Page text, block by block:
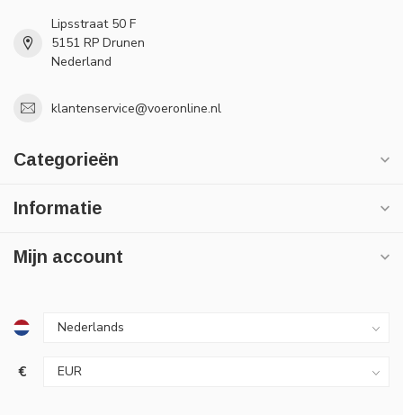
Lipsstraat 50 F
5151 RP Drunen
Nederland
klantenservice@voeronline.nl
Categorieën
Informatie
Mijn account
€